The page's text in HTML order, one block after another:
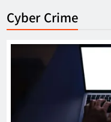
Cyber Crime